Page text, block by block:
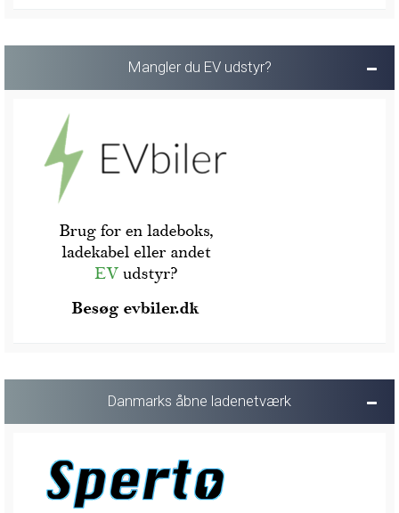
Mangler du EV udstyr?
Danmarks åbne ladenetværk